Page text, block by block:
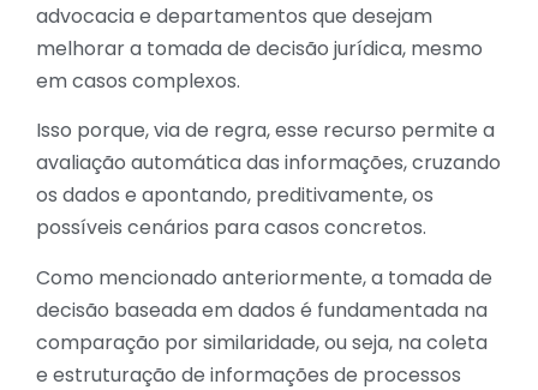
advocacia e departamentos que desejam
melhorar a tomada de decisão jurídica, mesmo
em casos complexos.
Isso porque, via de regra, esse recurso permite a
avaliação automática das informações, cruzando
os dados e apontando, preditivamente, os
possíveis cenários para casos concretos.
Como mencionado anteriormente, a tomada de
decisão baseada em dados é fundamentada na
comparação por similaridade, ou seja, na coleta
e estruturação de informações de processos